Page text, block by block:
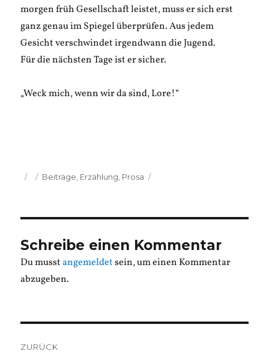
morgen früh Gesellschaft leistet, muss er sich erst
ganz genau im Spiegel überprüfen. Aus jedem
Gesicht verschwindet irgendwann die Jugend.
Für die nächsten Tage ist er sicher.
„Weck mich, wenn wir da sind, Lore!“
Veröffentlicht
Kategorien
Beiträge Erzählung Prosa
Schreibe einen Kommentar
Du musstangemeldetsein, um einen Kommentar
abzugeben.
ZURÜCK